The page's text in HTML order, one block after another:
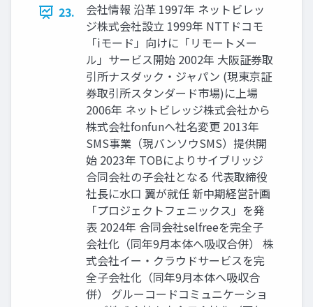
23.
会社情報 沿革 1997年 ネットビレッ
ジ株式会社設立 1999年 NTTドコモ
「iモード」向けに「リモートメー
ル」サービス開始 2002年 大阪証券取
引所ナスダック・ジャパン (現東京証
券取引所スタンダード市場)に上場
2006年 ネットビレッジ株式会社から
株式会社fonfunへ社名変更 2013年
SMS事業（現バンソウSMS）提供開
始 2023年 TOBによりサイブリッジ
合同会社の子会社となる 代表取締役
社長に水口 翼が就任 新中期経営計画
「プロジェクトフェニックス」を発
表 2024年 合同会社selfreeを完全子
会社化（同年9月本体へ吸収合併） 株
式会社イー・クラウドサービスを完
全子会社化（同年9月本体へ吸収合
併） グルーコードコミュニケーショ